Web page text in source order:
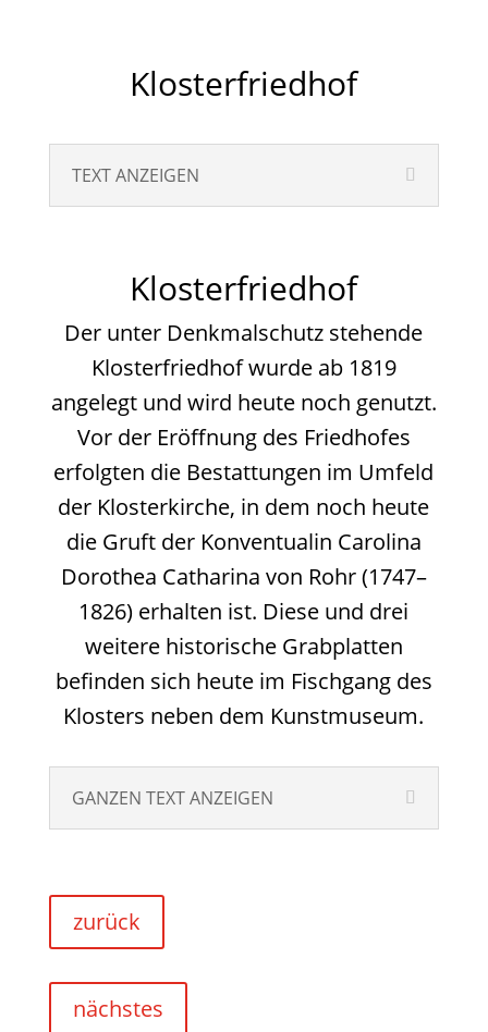
Klosterfriedhof
TEXT ANZEIGEN
Klosterfriedhof
Der unter Denkmalschutz stehende
Klosterfriedhof wurde ab 1819
angelegt und wird heute noch genutzt.
Vor der Eröffnung des Friedhofes
erfolgten die Bestattungen im Umfeld
der Klosterkirche, in dem noch heute
die Gruft der Konventualin Carolina
Dorothea Catharina von Rohr (1747–
1826) erhalten ist. Diese und drei
weitere historische Grabplatten
befinden sich heute im Fischgang des
Klosters neben dem Kunstmuseum.
GANZEN TEXT ANZEIGEN
zurück
nächstes